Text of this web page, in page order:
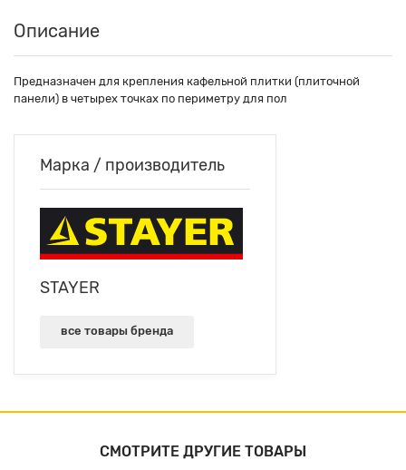
Описание
Предназначен для крепления кафельной плитки (плиточной
панели) в четырех точках по периметру для пол
Марка / производитель
STAYER
все товары бренда
СМОТРИТЕ ДРУГИЕ ТОВАРЫ